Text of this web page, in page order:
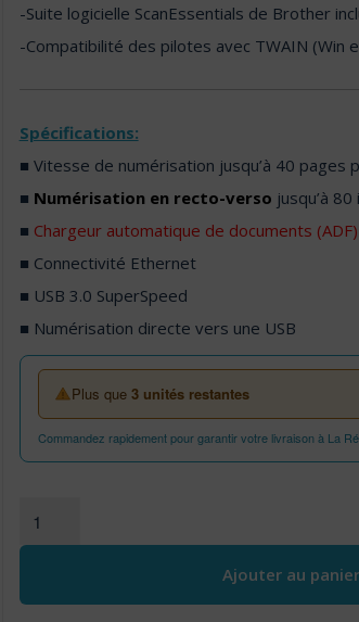
-Suite logicielle ScanEssentials de Brother
-Compatibilité des pilotes avec TWAIN (Win
Spécifications:
■ Vitesse de numérisation jusqu’à 40 pages
■ Numérisation en recto-verso jusqu’à
■ Chargeur automatique de documents
■ Connectivité Ethernet
■ USB 3.0 SuperSpeed
■ Numérisation directe vers une USB
Plus que 3 unités restantes
Commandez rapidement pour garantir votre livraison à La
Ajouter au panier